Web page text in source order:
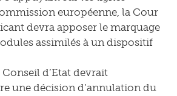
européenne, la Cour
devra apposer le marquage
assimilés à un dispositif
d’Etat devrait
une décision d’annulation du